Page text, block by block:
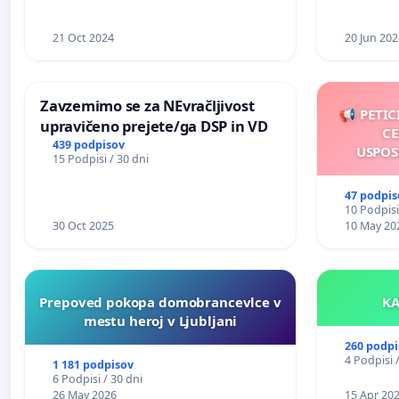
21 Oct 2024 20 Jun
Zavzemimo se za NEvračljivost
upravičeno prejete/ga DSP in VD
439 podpisov
15 Podpisi / 30 dni
30 Oct 2025
📢
47
10
10 May
Prepoved pokopa domobrancevlce v
mestu heroj v Ljubljani
1 181 podpisov
6 Podpisi / 30 dni
26 May 2026
260
4 Podpisi
15 Apr